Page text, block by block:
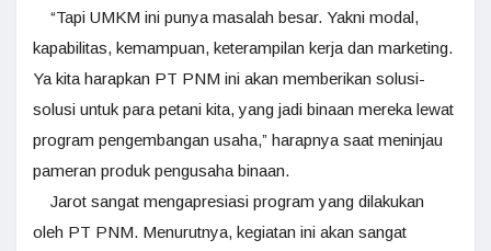
“Tapi UMKM ini punya masalah besar. Yakni modal,
kapabilitas, kemampuan, keterampilan kerja dan marketing.
Ya kita harapkan PT PNM ini akan memberikan solusi-
solusi untuk para petani kita, yang jadi binaan mereka lewat
program pengembangan usaha,” harapnya saat meninjau
pameran produk pengusaha binaan.
Jarot sangat mengapresiasi program yang dilakukan
oleh PT PNM. Menurutnya, kegiatan ini akan sangat